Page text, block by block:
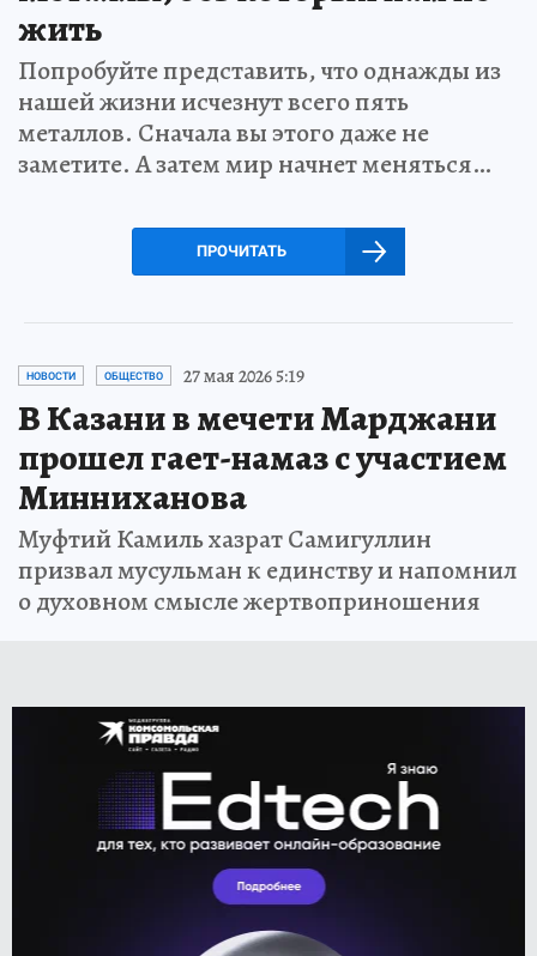
жить
Попробуйте представить, что однажды из
нашей жизни исчезнут всего пять
металлов. Сначала вы этого даже не
заметите. А затем мир начнет меняться…
ПРОЧИТАТЬ
НОВОСТИ ОБЩЕСТВО 27 мая 2026 5:19
В Казани в мечети Марджани
прошел гает-намаз с участием
Минниханова
Муфтий Камиль хазрат Самигуллин
призвал мусульман к единству и напомнил
о духовном смысле жертвоприношения